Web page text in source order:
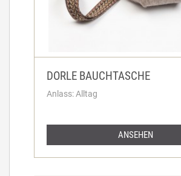
DORLE BAUCHTASCHE
Anlass: Alltag
ANSEHEN